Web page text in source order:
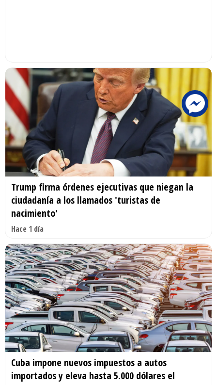
Trump firma órdenes ejecutivas que niegan la
ciudadanía a los llamados 'turistas de
nacimiento'
Hace 1 día
Cuba impone nuevos impuestos a autos
importados y eleva hasta 5.000 dólares el